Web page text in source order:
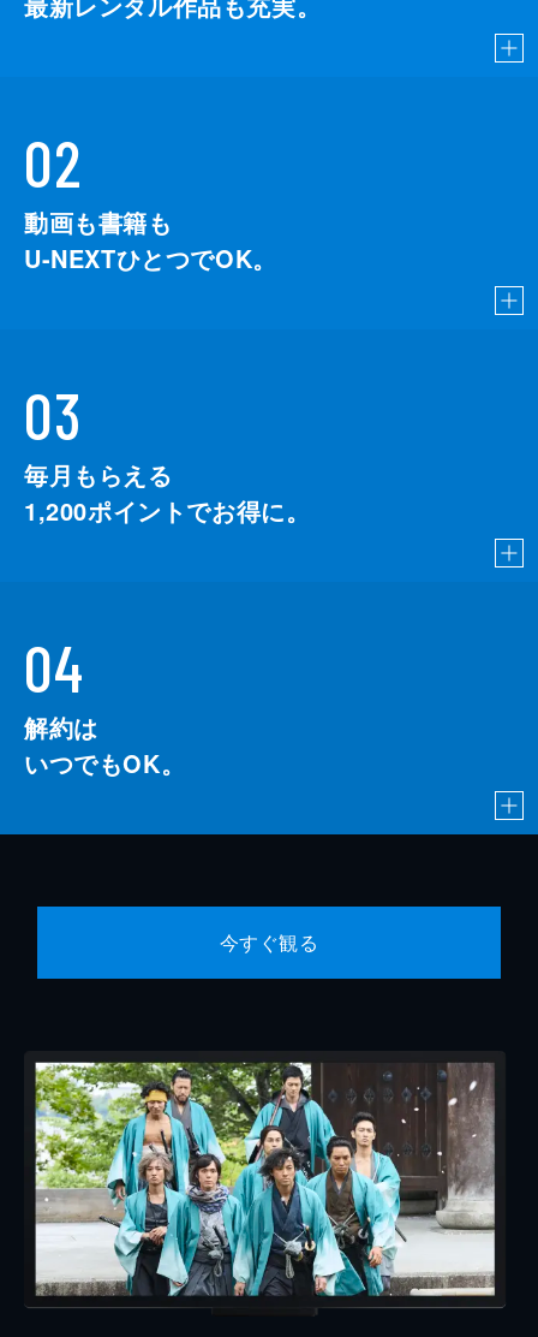
02
動画も書籍も
U-NEXTひとつでOK。
03
毎月もらえる
1,200ポイントでお得に。
04
解約は
いつでもOK。
今すぐ観る